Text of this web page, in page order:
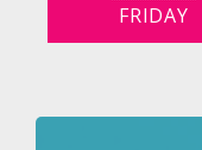
FRIDAY